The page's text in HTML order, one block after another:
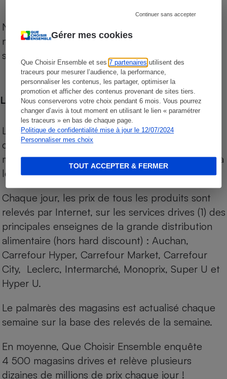
Gérer mes cookies
Que Choisir Ensemble et ses7 partenaires utilisent des
traceurs pour mesurer l’audience, la performance,
personnaliser les contenus, les partager, optimiser la
promotion et afficher des contenus provenant de sites tiers.
Nous conserverons votre choix pendant 6 mois. Vous pourrez
changer d’avis à tout moment en utilisant le lien « paramétrer
les traceurs » en bas de chaque page.
Politique de confidentialité mise à jour le 12/07/2024
Personnaliser mes choix
Continuer sans accepter
TOUT ACCEPTER & FERMER
Notre comparateur de supermarchés propose le
niveau de prix des supermarchés, géolocalisés
sur le territoire français.
Les comparaisons de prix
Les comparaisons sont réalisées sur l’ensemble
des produits des magasins. Les produits de
marques de distributeurs (MDD) sont comparés à
leurs équivalents chez leurs concurrents.
Chaque jour, les prix de tous les produits sont
relevés par Internet, sur les services drives (1) des
principales enseignes de la grande distribution
alimentaire (hors hard discount) : Auchan,
Carrefour Hyper, Carrefour Market, Carrefour
City, Leclerc, Intermarché, Monoprix, Super U et
Hyper U.
Le palmarès des magasins est actualisé chaque
semaine sur la base des relevés de la semaine.
En moyenne, Que Choisir Ensemble enquête
4 500 magasins drives et relève plusieurs
dizaines de millions de prix chaque jour !